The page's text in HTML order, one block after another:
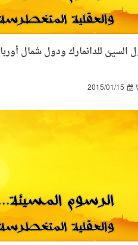
السيئ للدانمارك ودول شمال أوربا
2015/01/15